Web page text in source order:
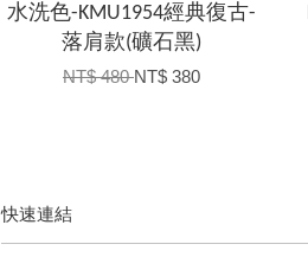
水洗色-KMU1954經典復古-
落肩款(礦石黑)
NT$ 480NT$ 380
快速連結